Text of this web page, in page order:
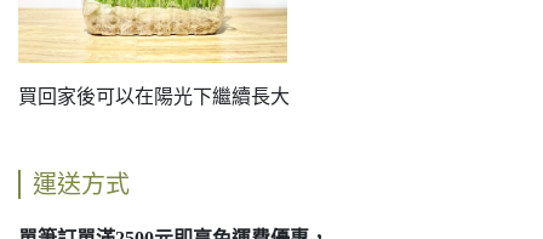
買回家後可以在陽光下繼續長大
運送方式